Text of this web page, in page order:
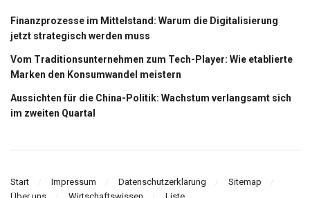
Finanzprozesse im Mittelstand: Warum die Digitalisierung
jetzt strategisch werden muss
Vom Traditionsunternehmen zum Tech-Player: Wie etablierte
Marken den Konsumwandel meistern
Aussichten für die China-Politik: Wachstum verlangsamt sich
im zweiten Quartal
Start Impressum Datenschutzerklärung
Sitemap